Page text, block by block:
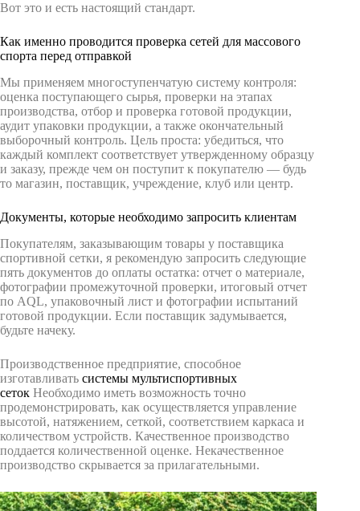
Вот это и есть настоящий стандарт.
Как именно проводится проверка сетей для массового
спорта перед отправкой
Мы применяем многоступенчатую систему контроля:
оценка поступающего сырья, проверки на этапах
производства, отбор и проверка готовой продукции,
аудит упаковки продукции, а также окончательный
выборочный контроль. Цель проста: убедиться, что
каждый комплект соответствует утвержденному образцу
и заказу, прежде чем он поступит к покупателю — будь
то магазин, поставщик, учреждение, клуб или центр.
Документы, которые необходимо запросить клиентам
Покупателям, заказывающим товары у поставщика
спортивной сетки, я рекомендую запросить следующие
пять документов до оплаты остатка: отчет о материале,
фотографии промежуточной проверки, итоговый отчет
по AQL, упаковочный лист и фотографии испытаний
готовой продукции. Если поставщик задумывается,
будьте начеку.
Производственное предприятие, способное
изготавливать системы мультиспортивных
сеток Необходимо иметь возможность точно
продемонстрировать, как осуществляется управление
высотой, натяжением, сеткой, соответствием каркаса и
количеством устройств. Качественное производство
поддается количественной оценке. Некачественное
производство скрывается за прилагательными.